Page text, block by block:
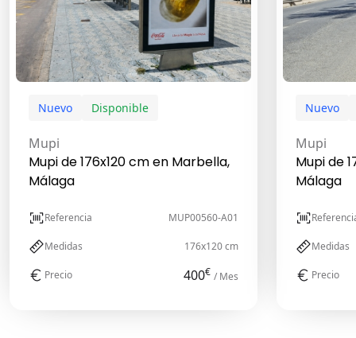
Nuevo Disponible
Mupi
Mupi de 176x120 cm en Marbella,
Málaga
Referencia MUP00560-A01
Medidas 176x120 cm
Precio 400€ / Mes
Nuevo
Mupi
Mupi de
Málaga
Medidas
Precio